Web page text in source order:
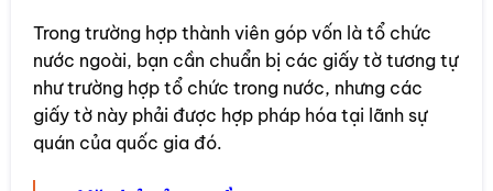
Trong trường hợp thành viên góp vốn là tổ chức
nước ngoài, bạn cần chuẩn bị các giấy tờ tương tự
như trường hợp tổ chức trong nước, nhưng các
giấy tờ này phải được hợp pháp hóa tại lãnh sự
quán của quốc gia đó.